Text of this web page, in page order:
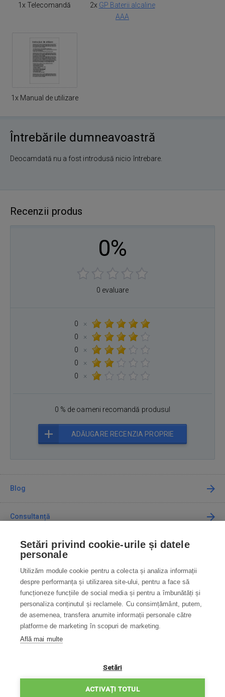
1x Telecomandă 2x GP Baterii alcaline
AAA
1x Manual de utilizare
Întrebările dumneavoastră
Deocamdată nu a fost introdusă nicio întrebare.
Recenzii produs
0%
0 evaluare
0
×
0
×
0
×
0
×
0
×
0 % de oameni recomandă produsul
ADĂUGARE RECENZIA PROPRIE
Blog
Consultanță
Cum cumpăr
Contact
Contactați-ne
info@robotworld.ro
031 22 97 010
POLITICA DE CONFIDENȚIALITATE
Setări privind cookie-urile și datele
personale
Utilizăm module cookie pentru a colecta și analiza informații
despre performanța și utilizarea site-ului, pentru a face să
funcționeze funcțiile de social media și pentru a îmbunătăți și
personaliza conținutul și reclamele. Cu consimțământ, putem,
de asemenea, transfera anumite informații personale către
platforme de marketing în scopuri de marketing.
Află mai multe
Setări
ACTIVAȚI TOTUL